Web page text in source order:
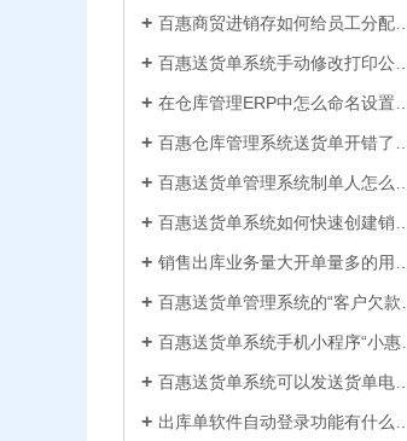
百惠商贸进销存如何给员工分配使用权限？ERP系统权责清晰分工明确带来的各种便利
百惠送货单系统手动修改打印公司名称抬头，支持多个公司名称切换，可设计表格模板
在仓库管理ERP中怎么命名设置仓库名称更科学有效？百惠仓库系统修改仓库名称的方法
百惠仓库管理系统送货单开错了怎么删除？删除单据后会对仓库库存数量会产生什么影响？
百惠送货单管理系统制单人怎么修改？可以设置业务员吗？制单人需要打印在送货单上吗？
百惠送货单系统如何快速创建销售出库单？可直接引用订单、导入Excel、复制历史单据…
销售出库业务量大开单量多的用什么软件？能查询统计收款开票打印？送货单软件有哪些
百惠送货单管理系统的“客户欠款”怎么是计算出来的？如果客户应收款余额有误时应该..
百惠送货单系统手机小程序“小惠助理”登录绑定，在微信给客户好友发电子送货单
百惠送货单系统可以发送货单电子版给客户微信好友，也可以导出Excel送货单！
出库单软件自动登录功能有什么作用和注意事项？怎么关闭百惠软件打开时自动登录?